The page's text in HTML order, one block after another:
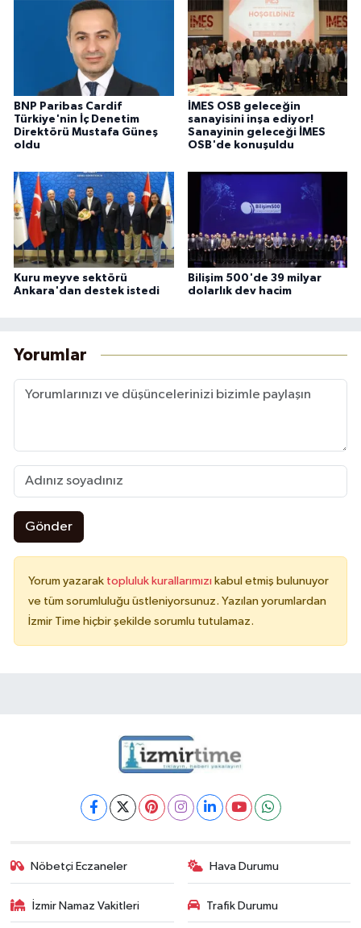
BNP Paribas Cardif
Türkiye'nin İç Denetim
Direktörü Mustafa Güneş
oldu
İMES OSB geleceğin
sanayisini inşa ediyor!
Sanayinin geleceği İMES
OSB'de konuşuldu
Kuru meyve sektörü
Ankara'dan destek istedi
Bilişim 500'de 39 milyar
dolarlık dev hacim
Yorumlar
Gönder
Yorum yazarak topluluk kurallarımızı kabul etmiş bulunuyor
ve tüm sorumluluğu üstleniyorsunuz. Yazılan yorumlardan
İzmir Time hiçbir şekilde sorumlu tutulamaz.
Nöbetçi Eczaneler Hava Durumu
İzmir Namaz Vakitleri Trafik Durumu